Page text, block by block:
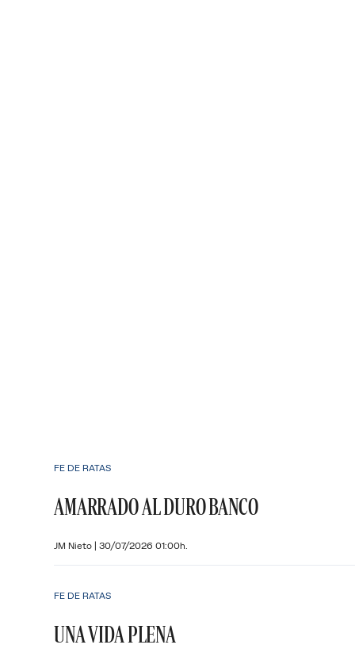
FE DE RATAS
AMARRADO AL DURO BANCO
JM Nieto | 30/07/2026 01:00h.
FE DE RATAS
UNA VIDA PLENA